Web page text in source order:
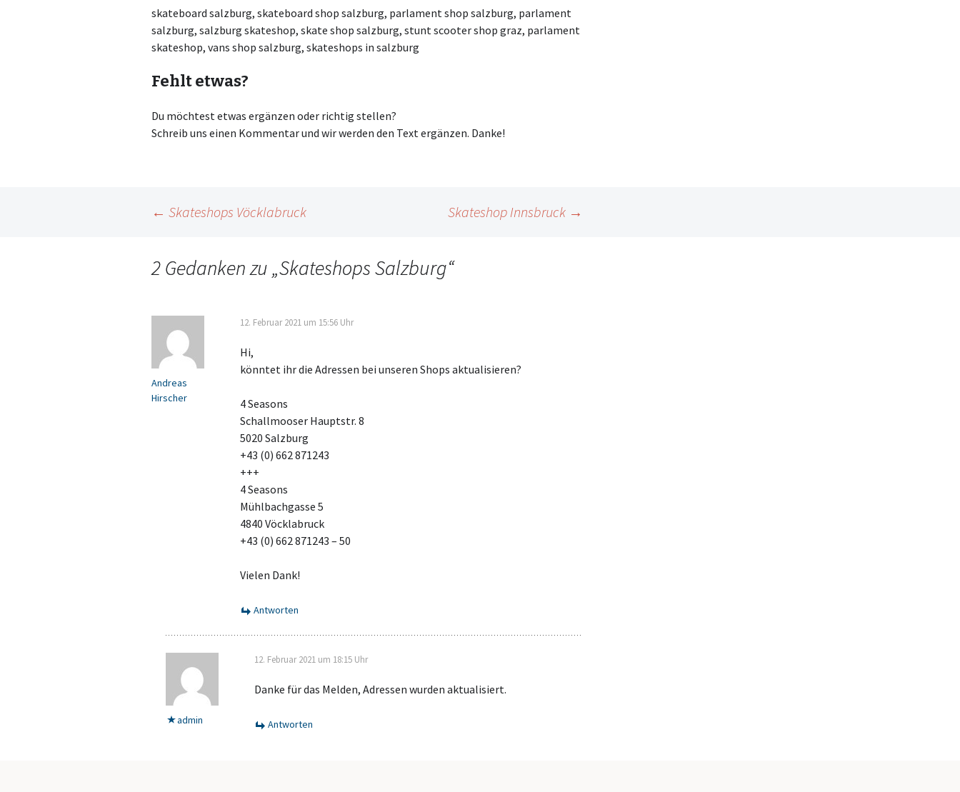
skateboard salzburg, skateboard shop salzburg, parlament shop salzburg, parlament
salzburg, salzburg skateshop, skate shop salzburg, stunt scooter shop graz, parlament
skateshop, vans shop salzburg, skateshops in salzburg
Fehlt etwas?
Du möchtest etwas ergänzen oder richtig stellen?
Schreib uns einen Kommentar und wir werden den Text ergänzen. Danke!
Beitragsnavigation
← Skateshops Vöcklabruck Skateshop Innsbruck →
2 Gedanken zu „Skateshops Salzburg“
Andreas
Hirscher
12. Februar 2021 um 15:56 Uhr
Hi,
könntet ihr die Adressen bei unseren Shops aktualisieren?
4 Seasons
Schallmooser Hauptstr. 8
5020 Salzburg
+43 (0) 662 871243
+++
4 Seasons
Mühlbachgasse 5
4840 Vöcklabruck
+43 (0) 662 871243 – 50
Vielen Dank!
Antworten
admin
12. Februar 2021 um 18:15 Uhr
Danke für das Melden, Adressen wurden aktualisiert.
Antworten